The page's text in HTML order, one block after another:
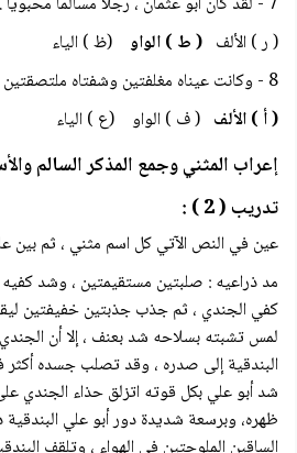
( ر ) الألف ( ط ) الواو
(ظ ) الياء
8 - وكانت عيناه مغلفتين وشفتاه ملتصقتين .
( أ ) الألف ( ف ) الواو (ع ) الياء
إعراب المثني وجمع المذكر السالم
تدريب ( 2 ) :
عين في النص الآتي كل اسم مثني ، ثم بين
مد ذراعيه : صلبتين مستقيمتين ، وشد
كفي الجندي ، ثم جذب جذبتين خفيفتين
لمس تشبته بسلاحه شد بعنف ، إلا أن
البندقية إلى صدره ، وقد تصلب جسده
شد أبو علي بكل قوته اتزلق حذاء الجندي
ظهره، وبرسعة شديدة دور أبو علي